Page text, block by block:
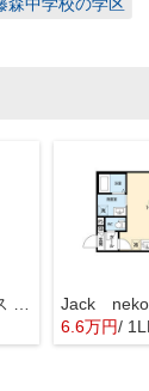
6.6万円/